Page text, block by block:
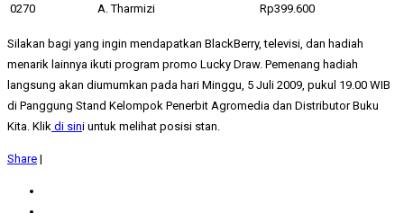
0270
A. Tharmizi Rp399.600
Silakan bagi yang ingin mendapatkan BlackBerry, televisi, dan hadiah
menarik lainnya ikuti program promo Lucky Draw. Pemenang hadiah
langsung akan diumumkan pada hari Minggu, 5 Juli 2009, pukul 19.00 WIB
di Panggung Stand Kelompok Penerbit Agromedia dan Distributor Buku
Kita. Klik di sini untuk melihat posisi stan.
Share |